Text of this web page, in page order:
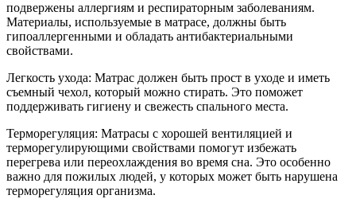
подвержены аллергиям и респираторным заболеваниям.
Материалы, используемые в матрасе, должны быть
гипоаллергенными и обладать антибактериальными
свойствами.
Легкость ухода: Матрас должен быть прост в уходе и иметь
съемный чехол, который можно стирать. Это поможет
поддерживать гигиену и свежесть спального места.
Терморегуляция: Матрасы с хорошей вентиляцией и
терморегулирующими свойствами помогут избежать
перегрева или переохлаждения во время сна. Это особенно
важно для пожилых людей, у которых может быть нарушена
терморегуляция организма.